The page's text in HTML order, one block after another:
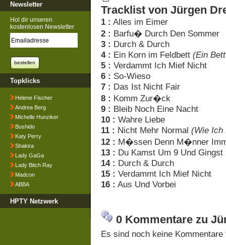
Newsletter
Hol dir unseren
kostenlosen Newsletter
Topklicks
Helene Fischer
Andrea Berg
Michelle Hunziker
Bushido
Katy Perry
Shakira
Lady GaGa
Lady Bitch Ray
Madcon
ABBA
HPTY Netzwerk
Tracklist von Jürgen
1 : Alles im Eimer
2 : Barfu� Durch Den Sommer
3 : Durch & Durch
4 : Ein Korn im Feldbett (Ein
5 : Verdammt Ich Mief Nicht
6 : So-Wieso
7 : Das Ist Nicht Fair
8 : Komm Zur�ck
9 : Bleib Noch Eine Nacht
10 : Wahre Liebe
11 : Nicht Mehr Normal (Wie Ich
12 : M�ssen Denn M�nner
13 : Du Kamst Um 9 Und Gingst
14 : Durch & Durch
15 : Verdammt Ich Mief Nicht
16 : Aus Und Vorbei
0 Kommentare zu
Es sind noch keine